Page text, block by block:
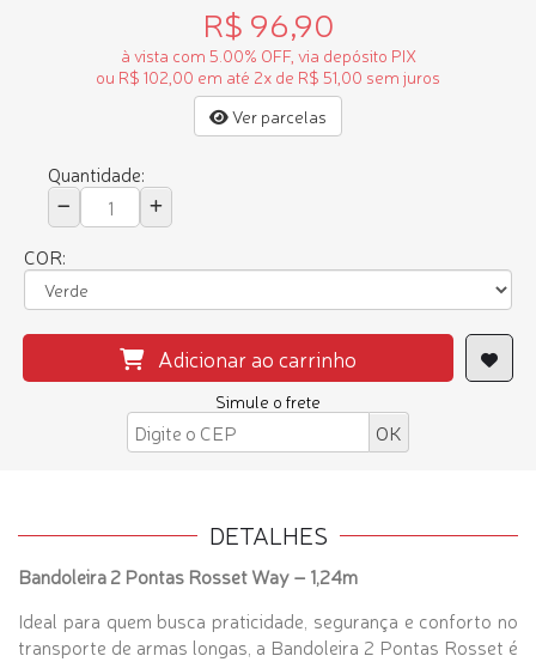
R$ 96,90
à vista com 5.00% OFF, via depósito PIX
ou R$ 102,00 em até 2x de R$ 51,00 sem juros
Ver parcelas
Quantidade:
COR:
Adicionar ao carrinho
Simule o frete
DETALHES
Bandoleira 2 Pontas Rosset Way – 1,24m
Ideal para quem busca praticidade, segurança e conforto no
transporte de armas longas, a Bandoleira 2 Pontas Rosset é